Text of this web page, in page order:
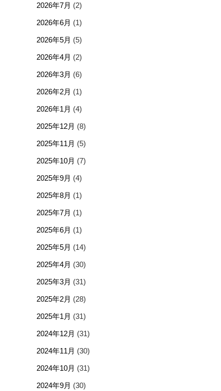
2026年7月 (2)
2026年6月 (1)
2026年5月 (5)
2026年4月 (2)
2026年3月 (6)
2026年2月 (1)
2026年1月 (4)
2025年12月 (8)
2025年11月 (5)
2025年10月 (7)
2025年9月 (4)
2025年8月 (1)
2025年7月 (1)
2025年6月 (1)
2025年5月 (14)
2025年4月 (30)
2025年3月 (31)
2025年2月 (28)
2025年1月 (31)
2024年12月 (31)
2024年11月 (30)
2024年10月 (31)
2024年9月 (30)